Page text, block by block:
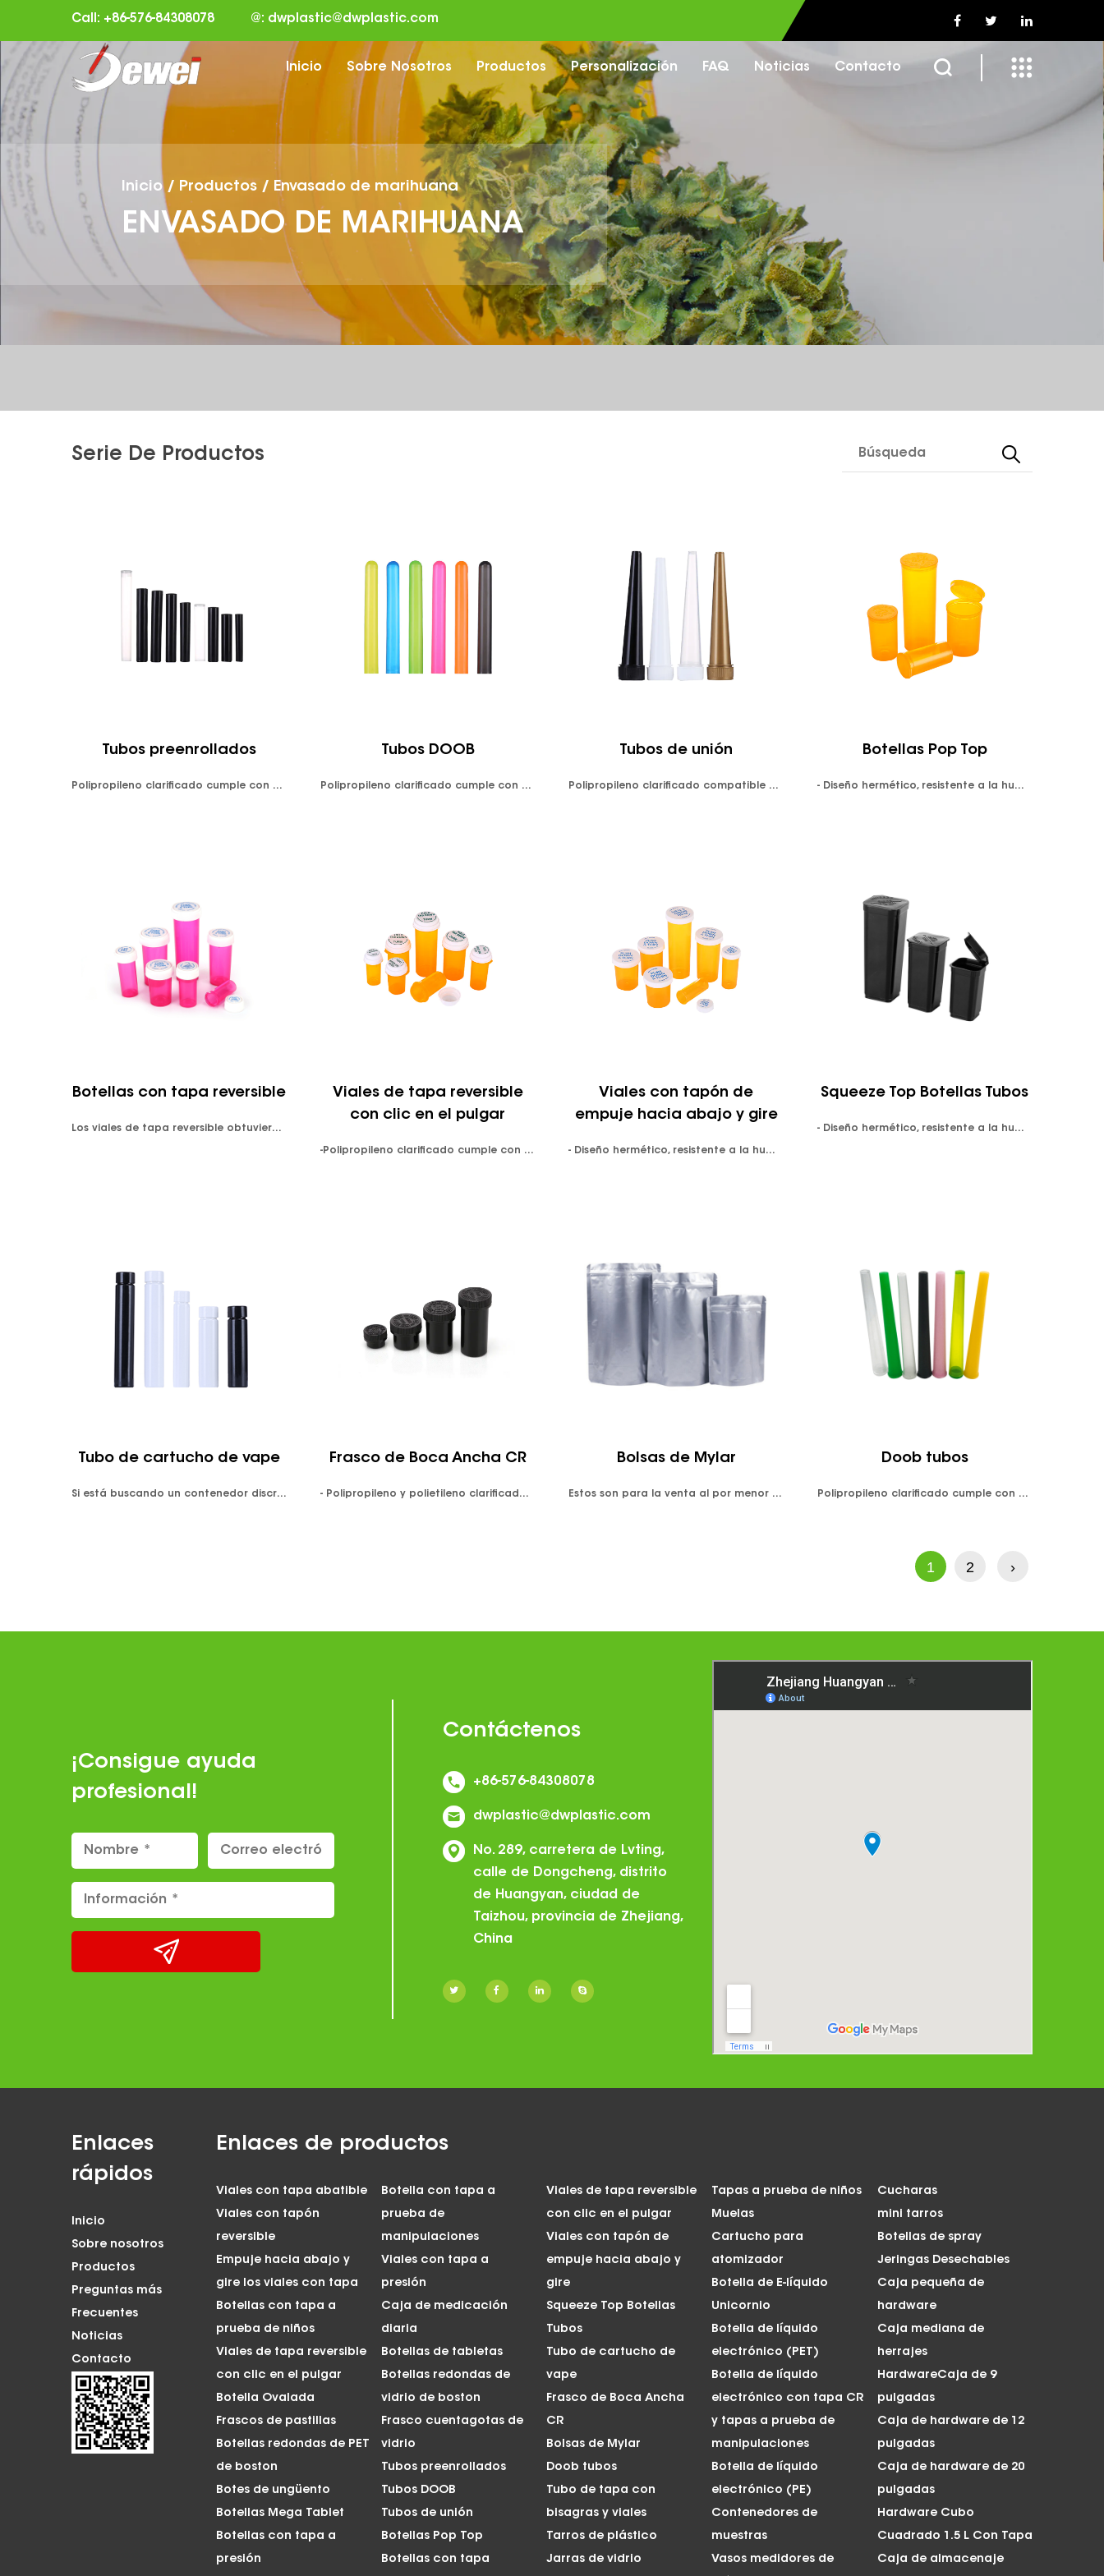
Call: +86-576-84308078 @: dwplastic@dwplastic.com
Inicio Sobre Nosotros Productos Personalización FAQ Noticias Contacto
Inicio/ Productos/ Envasado de marihuana
ENVASADO DE MARIHUANA
Serie De Productos
Tubos preenrollados
Polipropileno clarificado cumple con FDA y LFGB Color disponible: blanco opaco y negro opaco. Empuja hacia abajo y gira la tapa, resistente a los niños. Hermético, a prueba de fugas. Diseño resistente a la humedad y a prueba de olores. Los tapones se embalan con botellas en la misma caja.
Tubos DOOB
Polipropileno clarificado cumple con FDA y LFGB. Disponible en colores transparentes o resistentes a los rayos UV Aprieta la ventana emergente de la parte superior. Gorra a prueba de niños. Hermético, a prueba de fugas. Diseño resistente a la humedad. Embalado en bolsas de plástico. Impresión de logotipo personalizado disponible.
Tubos de unión
Polipropileno clarificado compatible con #FDA y LFGB. #Disponible en colores transparentes o resistentes a los rayos UV #Tornillo de tubo superior. NO tapa a prueba de niños. .Hermético, a prueba de fugas. Diseño resistente a la humedad. Embalado en bolsas de plástico.
Botellas Pop Top
- Diseño hermético, resistente a la humedad y a prueba de olores. - Polipropileno clarificado que cumple con la FDA. - Disponible en colores transparentes o resistentes a los rayos UV - Apriete la ventana emergente del lado superior. Gorra a prueba de niños. Fácil acceso para que los pacientes obtengan sus recetas médicas.
Botellas con tapa reversible
Los viales de tapa reversible obtuvieron su nombre de la tapa de doble propósito. Ofrece una opción de empujar hacia abajo y girar para abrir y cerrar el contenedor, también conocida como a prueba de niños. Las tapas inversas son excelentes para el suministro de dispensarios, mantienen el medicamento resistente a la humedad y tienen un diseño a prueba de olores. Doble propósito significa que la tapa tiene una función de tapa a prueba de niños en un lado y una función de tapa roscada sin bloqueo en el otro lado de la tapa. Además, podemos producir cualquier tipo de color para viales y tapas según la demanda del cliente. Los viales con tapa reversible se ajustan a 7 cantidades variadas de medicamento desde 8 Dram hasta 60 Dram. Diseño hermético, resistente a la humedad y a prueba de olores. -Polipropileno clarificado que cumple con la FDA. -Disponible en colores transparentes o resistentes a los rayos UV Presione hacia abajo y gire las mayúsculas. A prueba de niños. Las tapas se envasan con viales en bolsas de plástico separadas
Viales de tapa reversible
con clic en el pulgar
-Polipropileno clarificado cumple con FDA y LFGB. -Disponible en colores transparentes o resistentes a los rayos UV.Empuja la pestaña hacia abajo y gira las mayúsculas. A prueba de niños y fácil de abrir. Las tapas se envasan con los viales en bolsas de plástico separadas. Las tapas son reversibles, se pueden enroscar para cerrar. Pueden ofrecer impresión de logotipo personalizado disponible.
Viales con tapón de
empuje hacia abajo y gire
- Diseño hermético, resistente a la humedad y a prueba de olores. -Polipropileno clarificado cumple con FDA y LFGB. -Disponible en colores transparentes o resistentes a los rayos UV. Presione hacia abajo y gire las mayúsculas. A prueba de niños y fácil de abrir. Las tapas se envasan con los viales en bolsas de plástico separadas. Diseño de tapa suave con instrucciones de apertura impresas, impresión de logotipo personalizado disponible.
Squeeze Top Botellas Tubos
- Diseño hermético, resistente a la humedad y a prueba de olores. -Polipropileno clarificado cumple con la FDA. -Disponible en colores transparentes o resistentes a los rayos UV -Apriete el lado superior para abrir. Tapa a prueba de niños.
Tubo de cartucho de vape
Si está buscando un contenedor discreto para sus cartuchos de vape, no busque más. Este cartucho de vape no levanta sospechas ya que no está marcado y tiene una apariencia genérica, perfecto para las personas a las que les gusta vapear con discreción. La tecnología de bloqueo a prueba de niños se utiliza para hacer de esta una opción de contenedor seguro para sus cartuchos de vape. Diseñado con plástico resistente. Ofrece una carcasa duradera para proteger su cartucho, lo que lo hace ideal para la portabilidad.
Frasco de Boca Ancha CR
- Polipropileno y polietileno clarificados cumple con FDA y LFGB -Color disponible: blanco opaco y negro opaco Empuje hacia abajo y gire la tapa, resistente a los niños Boca ancha para facilitar el acceso a los contenidos. Hermético, a prueba de fugas. Diseño resistente a la humedad y a prueba de olores. Los tapones se embalan con botellas en la misma caja
Bolsas de Mylar
Estos son para la venta al por menor de marihuana, medicamentos de marihuana medicinal o para contenedores de concentrados a prueba de manipulaciones para cera, dabs y concentrados de aceite. -Bueno para comestibles Bolsas de aluminio, seguras para alimentos, a prueba de olores 1. Material de calidad alimentaria de seguridad perfecto 2. Evitar fugas excelente. A prueba de humedad. 3. Fondo de sellado fuerte, buen efecto de visualización Nuestras bolsas a prueba de niños están diseñadas para cumplir con las normas ASTM (Sociedad Estadounidense para Pruebas y Materiales) a prueba de niños.
Doob tubos
Polipropileno clarificado cumple con FDA y LFGB. Disponible en colores transparentes o resistentes a los rayos UV. Hermético, a prueba de fugas. Resistente a la humedad Embalado en bolsas de plástico.
1 2 ›
¡Consigue ayuda
profesional!
Contáctenos
+86-576-84308078
dwplastic@dwplastic.com
No. 289, carretera de Lvting,
calle de Dongcheng, distrito
de Huangyan, ciudad de
Taizhou, provincia de Zhejiang,
China
Enlaces
rápidos
Inicio
Sobre nosotros
Productos
Preguntas más
Frecuentes
Noticias
Contacto
Enlaces de productos
Viales con tapa abatible
Viales con tapón
reversible
Empuje hacia abajo y
gire los viales con tapa
Botellas con tapa a
prueba de niños
Viales de tapa reversible
con clic en el pulgar
Botella Ovalada
Frascos de pastillas
Botellas redondas de PET
de boston
Botes de ungüento
Botellas Mega Tablet
Botellas con tapa a
presión
Botella con tapa a
prueba de
manipulaciones
Viales con tapa a
presión
Caja de medicación
diaria
Botellas de tabletas
Botellas redondas de
vidrio de boston
Frasco cuentagotas de
vidrio
Tubos preenrollados
Tubos DOOB
Tubos de unión
Botellas Pop Top
Botellas con tapa
Viales de tapa reversible
con clic en el pulgar
Viales con tapón de
empuje hacia abajo y
gire
Squeeze Top Botellas
Tubos
Tubo de cartucho de
vape
Frasco de Boca Ancha
CR
Bolsas de Mylar
Doob tubos
Tubo de tapa con
bisagras y viales
Tarros de plástico
Jarras de vidrio
Tapas a prueba de niños
Muelas
Cartucho para
atomizador
Botella de E-líquido
Unicornio
Botella de líquido
electrónico (PET)
Botella de líquido
electrónico con tapa CR
y tapas a prueba de
manipulaciones
Botella de líquido
electrónico (PE)
Contenedores de
muestras
Vasos medidores de
Cucharas
mini tarros
Botellas de spray
Jeringas Desechables
Caja pequeña de
hardware
Caja mediana de
herrajes
HardwareCaja de 9
pulgadas
Caja de hardware de 12
pulgadas
Caja de hardware de 20
pulgadas
Hardware Cubo
Cuadrado 1.5 L Con Tapa
Caja de almacenaje